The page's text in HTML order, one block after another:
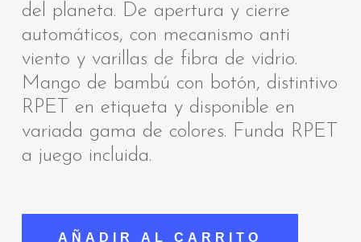
del planeta. De apertura y cierre
automáticos, con mecanismo anti
viento y varillas de fibra de vidrio.
Mango de bambú con botón, distintivo
RPET en etiqueta y disponible en
variada gama de colores. Funda RPET
a juego incluida.
AÑADIR AL CARRITO